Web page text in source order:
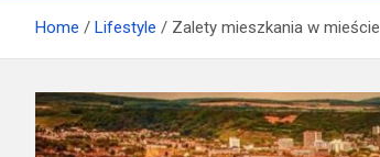
Home Lifestyle Zalety mieszkania w mieście